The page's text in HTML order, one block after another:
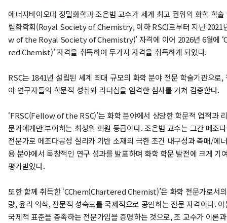
에너지바이오대 정밀화학과 조은범 교수가 세계 최고 권위의 화학 학
립화학회(Royal Society of Chemistry, 이하 RSC)로부터 지난 2021
w of the Royal Society of Chemistry)’ 자격에 이어 2026년 6월에
red Chemist)’ 자격을 취득하여 두가지 자격을 취득하게 되었다.
RSC는 1841년 설립된 세계 최대 규모의 화학 분야 전문 학술기관으로,
야 연구자들의 학문적 성취와 리더십을 엄격한 심사를 거쳐 검증한다.
‘FRSC(Fellow of the RSC)’는 화학 분야에서 상당한 학문적 업적과
문가에게만 부여하는 최상위 회원 등급이다. 조은범 교수는 그간 메조
전문가로 메조다공성 실리카 기반 소재의 극한 조건 내구성과 촉매/에
용 분야에서 독창적인 연구 성과를 발표하며 화학 학문 발전에 크게 기
평가받았다.
또한 함께 취득한 ‘CChem(Chartered Chemist)’은 화학 전문가로서
량, 윤리 의식, 전문적 성숙도를 국제적으로 공인하는 전문 자격이다.
국제적 표준을 충족하는 전문가임을 증명하는 것으로, 조 교수가 이론